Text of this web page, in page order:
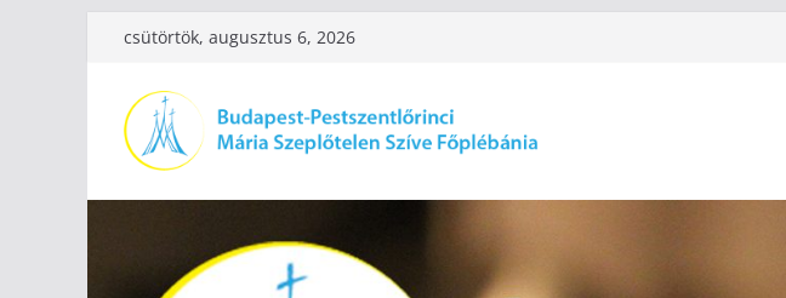
content
csütörtök, augusztus 6, 2026